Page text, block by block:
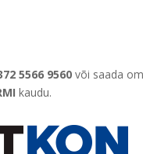
5566 9560või saada
kaudu.